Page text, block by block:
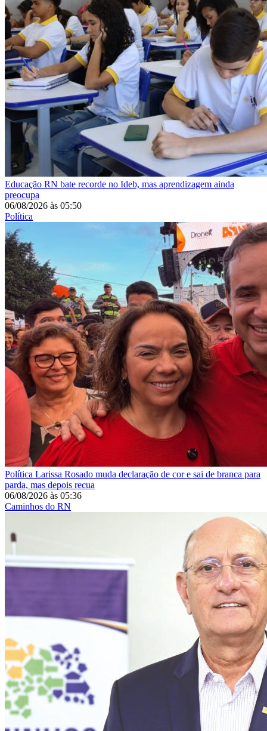
Educação RN bate recorde no Ideb, mas aprendizagem ainda
preocupa
06/08/2026 às 05:50
Política
Política Larissa Rosado muda declaração de cor e sai de branca para
parda, mas depois recua
06/08/2026 às 05:36
Caminhos do RN